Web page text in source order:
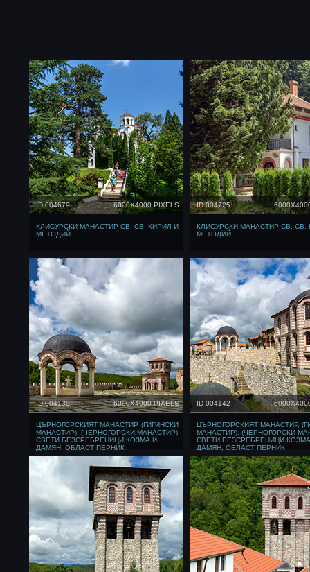
ID 004679 6000X4000 PIXELS
КЛИСУРСКИ МАНАСТИР СВ. СВ. КИРИЛ И
МЕТОДИЙ
ID 004725
КЛИСУРСКИ МАНАСТИР СВ. СВ.
МЕТОДИЙ
ID 004130 6000X4000 PIXELS
ЦЪРНОГОРСКИЯТ МАНАСТИР, (ГИГИНСКИ
МАНАСТИР), (ЧЕРНОГОРСКИ МАНАСТИР)
СВЕТИ БЕЗСРЕБРЕНИЦИ КОЗМА И
ДАМЯН, ОБЛАСТ ПЕРНИК
ID 004142
ЦЪРНОГОРСКИЯТ МАНАСТИР,
МАНАСТИР), (ЧЕРНОГОРСКИ
СВЕТИ БЕЗСРЕБРЕНИЦИ
ДАМЯН, ОБЛАСТ ПЕРНИК